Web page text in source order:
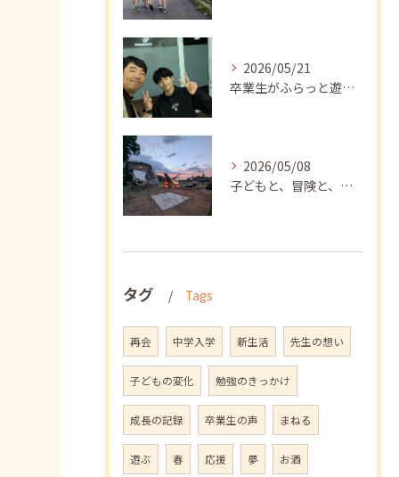
2026/05/21
卒業生がふらっと遊びに来てくれました
2026/05/08
子どもと、冒険と、学び
タグ Tags
再会 中学入学 新生活 先生の想い
子どもの変化 勉強のきっかけ
成長の記録 卒業生の声 まねる
遊ぶ 春 応援 夢 お酒